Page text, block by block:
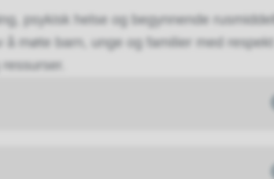
psykisk helse og begynnende
møte barn, unge og familier med